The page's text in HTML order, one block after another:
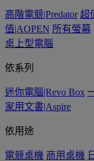
高階電競|Predator 超
值|AOPEN 所有螢幕
桌上型電腦
依系列
迷你電腦|Revo Box
家用文書|Aspire
依用途
電競桌機 商用桌機